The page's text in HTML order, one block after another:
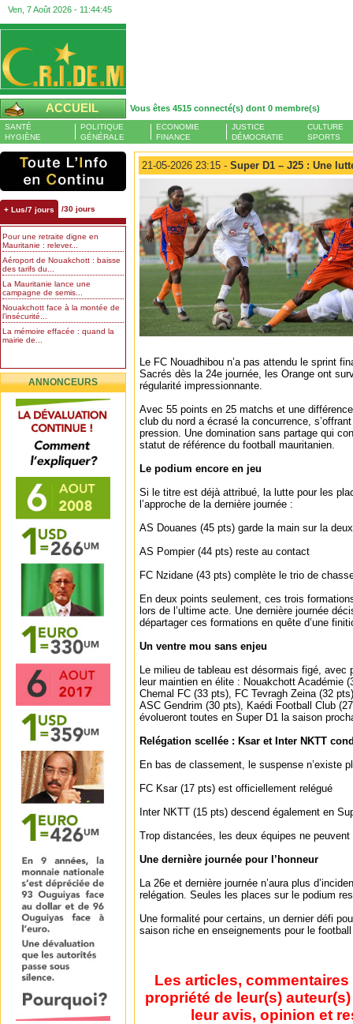
Ven, 7 Août 2026 - 11:44:46
ACCUEIL Vous êtes 4515 connecté(s) dont 0 membre(s)
SANTÉ
HYGIÈNE
POLITIQUE
GÉNÉRALE
ECONOMIE
FINANCE
JUSTICE
DÉMOCRATIE
CULTURE
SPORTS
+ Lus/7 jours /30 jours
Pour une retraite digne en
Mauritanie : relever...
Aéroport de Nouakchott : baisse
des tarifs du...
La Mauritanie lance une
campagne de semis...
Nouakchott face à la montée de
l’insécurité...
La mémoire effacée : quand la
mairie de...
ANNONCEURS
21-05-2026 23:15 - Super D1 – J25 : Une
Le FC Nouadhibou n’a pas attendu le sprint
Sacrés dès la 24e journée, les Orange ont
régularité impressionnante.
Avec 55 points en 25 matchs et une
club du nord a écrasé la concurrence,
pression. Une domination sans partage qui
statut de référence du football mauritanien.
Le podium encore en jeu
Si le titre est déjà attribué, la lutte pour les
l’approche de la dernière journée :
AS Douanes (45 pts) garde la main sur la
AS Pompier (44 pts) reste au contact
FC Nzidane (43 pts) complète le trio de
En deux points seulement, ces trois
lors de l’ultime acte. Une dernière journée
départager ces formations en quête d’une
Un ventre mou sans enjeu
Le milieu de tableau est désormais figé, avec
leur maintien en élite : Nouakchott Académie
Chemal FC (33 pts), FC Tevragh Zeina (32
ASC Gendrim (30 pts), Kaédi Football Club
évolueront toutes en Super D1 la saison
Relégation scellée : Ksar et Inter NKTT
En bas de classement, le suspense n’existe
FC Ksar (17 pts) est officiellement relégué
Inter NKTT (15 pts) descend également en
Trop distancées, les deux équipes ne
Une dernière journée pour l’honneur
La 26e et dernière journée n’aura plus
relégation. Seules les places sur le podium
Une formalité pour certains, un dernier défi
saison riche en enseignements pour le
Les articles,
propriété de leur(s)
leur avis, opinion et